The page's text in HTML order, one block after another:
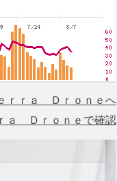
ｒｒａ Ｄｒｏｎｅへ
ａ Ｄｒｏｎｅで確認